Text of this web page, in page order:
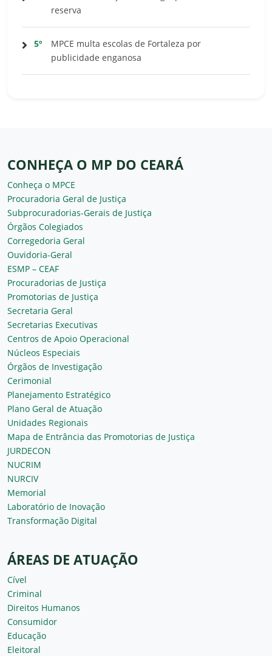
reserva
5º
MPCE multa escolas de Fortaleza por
publicidade enganosa
CONHEÇA O MP DO CEARÁ
Conheça o MPCE
Procuradoria Geral de Justiça
Subprocuradorias-Gerais de Justiça
Órgãos Colegiados
Corregedoria Geral
Ouvidoria-Geral
ESMP – CEAF
Procuradorias de Justiça
Promotorias de Justiça
Secretaria Geral
Secretarias Executivas
Centros de Apoio Operacional
Núcleos Especiais
Órgãos de Investigação
Cerimonial
Planejamento Estratégico
Plano Geral de Atuação
Unidades Regionais
Mapa de Entrância das Promotorias de Justiça
JURDECON
NUCRIM
NURCIV
Memorial
Laboratório de Inovação
Transformação Digital
ÁREAS DE ATUAÇÃO
Cível
Criminal
Direitos Humanos
Consumidor
Educação
Eleitoral